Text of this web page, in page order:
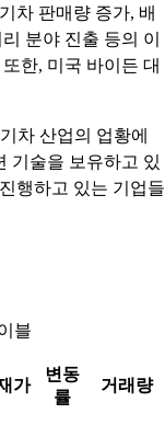
차 판매량 증가, 배
분야 진출 등의 이
한, 미국 바이든 대
차 산업의 업황에
기술을 보유하고 있
행하고 있는 기업들
블
가
변동
률
거래량